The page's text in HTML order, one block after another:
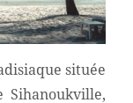
située
Sihanoukville,